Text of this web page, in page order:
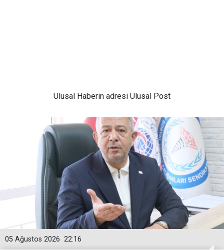
Ulusal Haberin adresi Ulusal Post
22:16
05 Ağustos 2026